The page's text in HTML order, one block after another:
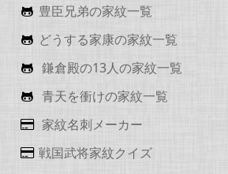
豊臣兄弟の家紋一覧
どうする家康の家紋一覧
鎌倉殿の13人の家紋一覧
青天を衝けの家紋一覧
家紋名刺メーカー
戦国武将家紋クイズ